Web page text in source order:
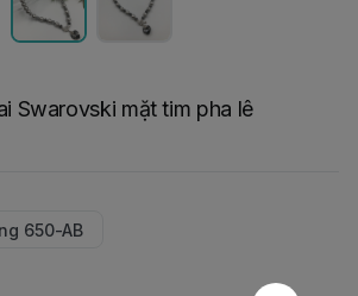
Swarovski mặt tim pha lê
650-AB